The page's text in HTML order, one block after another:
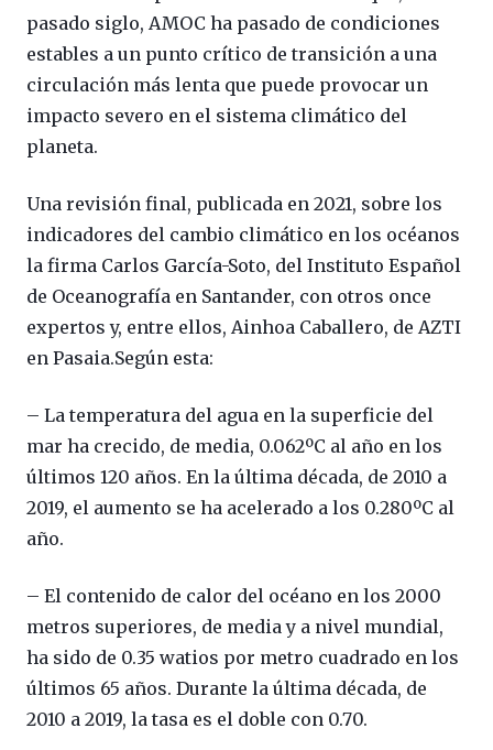
pasado siglo, AMOC ha pasado de condiciones
estables a un punto crítico de transición a una
circulación más lenta que puede provocar un
impacto severo en el sistema climático del
planeta.
Una revisión final, publicada en 2021, sobre los
indicadores del cambio climático en los océanos
la firma Carlos García-Soto, del Instituto Español
de Oceanografía en Santander, con otros once
expertos y, entre ellos, Ainhoa Caballero, de AZTI
en Pasaia.Según esta:
– La temperatura del agua en la superficie del
mar ha crecido, de media, 0.062ºC al año en los
últimos 120 años. En la última década, de 2010 a
2019, el aumento se ha acelerado a los 0.280ºC al
año.
– El contenido de calor del océano en los 2000
metros superiores, de media y a nivel mundial,
ha sido de 0.35 watios por metro cuadrado en los
últimos 65 años. Durante la última década, de
2010 a 2019, la tasa es el doble con 0.70.